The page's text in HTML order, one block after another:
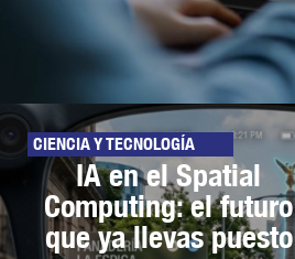
CIENCIA Y TECNOLOGÍA
IA en el Spatial
Computing: el futuro
que ya llevas puesto